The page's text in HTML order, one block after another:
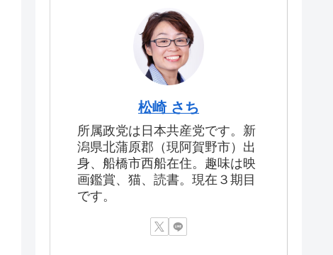
松崎 さち
所属政党は日本共産党です。新
潟県北蒲原郡（現阿賀野市）出
身、船橋市西船在住。趣味は映
画鑑賞、猫、読書。現在３期目
です。